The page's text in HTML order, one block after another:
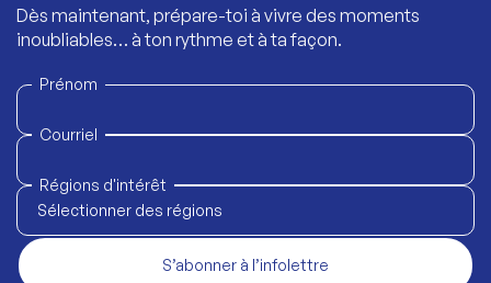
Dès maintenant, prépare-toi à vivre des moments
inoubliables… à ton rythme et à ta façon.
Prénom
Courriel
Régions d'intérêt
Sélectionner des régions
S’abonner à l’infolettre